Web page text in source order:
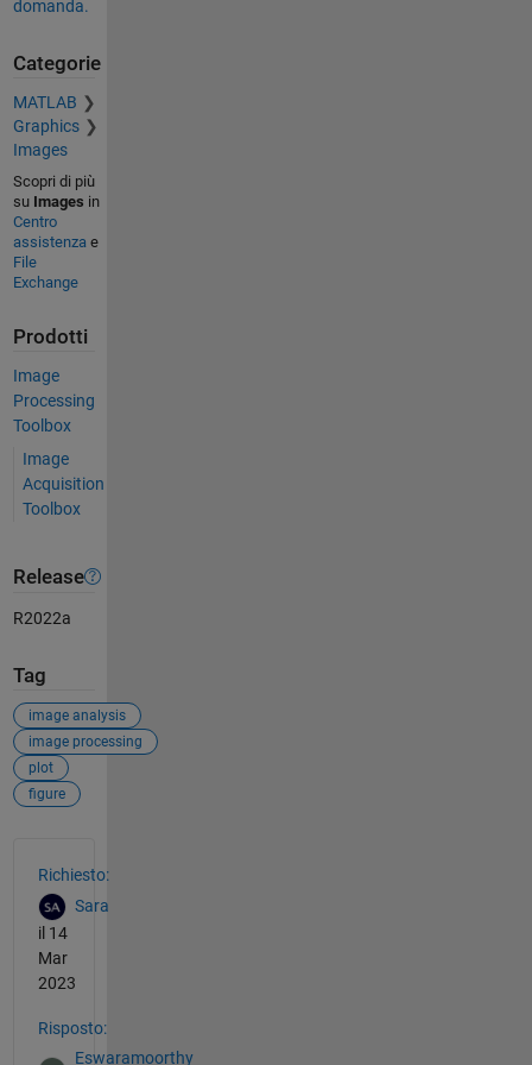
domanda.
Categorie
MATLAB
Graphics
Images
Scopri di più
su Images in
Centro
assistenza e
File
Exchange
Prodotti
Image
Processing
Toolbox
Image
Acquisition
Toolbox
Release
R2022a
Tag
image analysis
image processing
plot
figure
Richiesto:
Sara
il 14
Mar
2023
Risposto:
Eswaramoorthy